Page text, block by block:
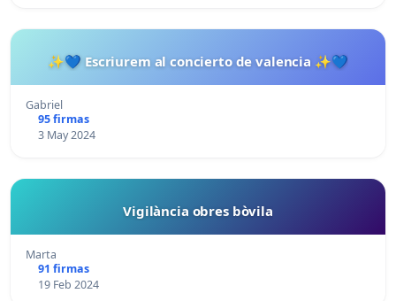
✨💙 Escriurem al concierto de valencia ✨💙
Gabriel
95 firmas
3 May 2024
Vigilància obres bòvila
Marta
91 firmas
19 Feb 2024